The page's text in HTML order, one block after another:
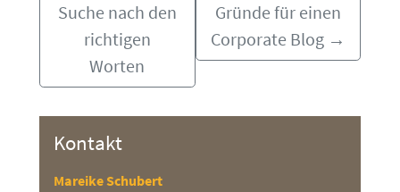
Suche nach den
richtigen
Worten
Gründe für einen
Corporate Blog →
Kontakt
Mareike Schubert